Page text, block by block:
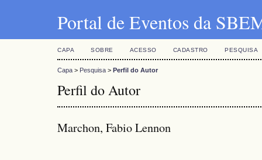
Portal de Eventos da
CAPA SOBRE ACESSO CADASTRO PESQUISA
Capa > Pesquisa > Perfil do Autor
Perfil do Autor
Marchon, Fabio Lennon